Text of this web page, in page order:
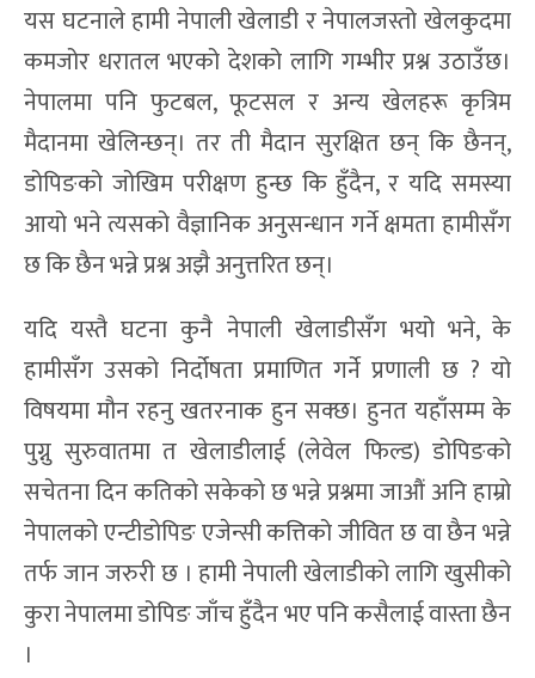
यस घटनाले हामी नेपाली खेलाडी र नेपालजस्तो खेलकुदमा
कमजोर धरातल भएको देशको लागि गम्भीर प्रश्न उठाउँछ।
नेपालमा पनि फुटबल, फूटसल र अन्य खेलहरू कृत्रिम
मैदानमा खेलिन्छन्। तर ती मैदान सुरक्षित छन् कि छैनन्,
डोपिङको जोखिम परीक्षण हुन्छ कि हुँदैन, र यदि समस्या
आयो भने त्यसको वैज्ञानिक अनुसन्धान गर्ने क्षमता हामीसँग
छ कि छैन भन्ने प्रश्न अझै अनुत्तरित छन्।
यदि यस्तै घटना कुनै नेपाली खेलाडीसँग भयो भने, के
हामीसँग उसको निर्दोषता प्रमाणित गर्ने प्रणाली छ ? यो
विषयमा मौन रहनु खतरनाक हुन सक्छ। हुनत यहाँसम्म के
पुग्नु सुरुवातमा त खेलाडीलाई (लेवेल फिल्ड) डोपिङको
सचेतना दिन कतिको सकेको छ भन्ने प्रश्नमा जाऔं अनि हाम्रो
नेपालको एन्टीडोपिङ एजेन्सी कत्तिको जीवित छ वा छैन भन्ने
तर्फ जान जरुरी छ । हामी नेपाली खेलाडीको लागि खुसीको
कुरा नेपालमा डोपिङ जाँच हुँदैन भए पनि कसैलाई वास्ता छैन
।